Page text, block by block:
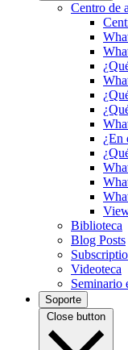
Centro de
¿En
Biblioteca
Blog Posts
Videoteca
Seminario
Soporte
Close button